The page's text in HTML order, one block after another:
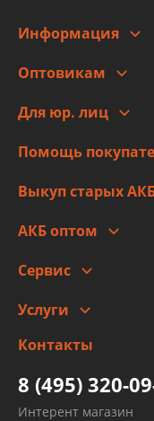
Информация
Адреса
Новости
Правовая информация
Оптовикам
Для юр. лиц
Помощь
Оплата
Гарантии и возврат
Выкуп старых
АКБ оптом
Сервис
Заправка
Детейлинг
Услуги
высокого давления
Тормозных трубок
Рукавов
Контакты
8 (495) 320-
Интерент магазин